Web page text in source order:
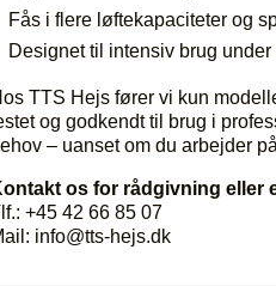
Fås i flere løftekapaciteter og
Designet til intensiv brug
TTS Hejs fører vi kun
og godkendt til brug i
– uanset om du arbejder
os for rådgivning eller
+45 42 66 85 07
info@tts-hejs.dk